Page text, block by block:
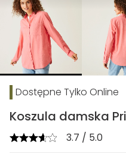
Dostępne Tylko Online
Koszula damska
3.7 / 5.0